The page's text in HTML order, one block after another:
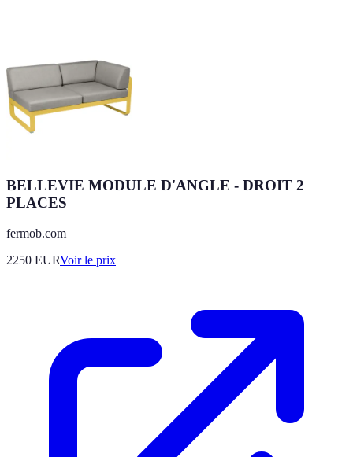
BELLEVIE MODULE D'ANGLE - DROIT 2
PLACES
fermob.com
2250 EURVoir le prix